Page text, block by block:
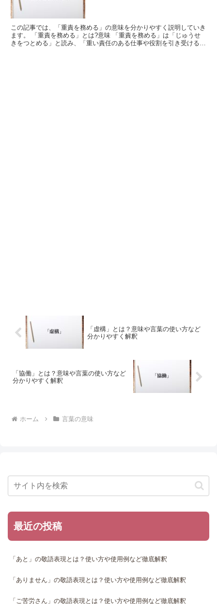
この記事では、「重責を務める」の意味を分かりやすく説明していき
ます。 「重責を務める」とは?意味 「重責を務める」は「じゅうせ
きをつとめる」と読み、「重い責任のある仕事や役割を引き受ける」
「虚構」とは？意味や言葉の使い方など
分かりやすく解釈
「協働」とは？意味や言葉の使い方など
分かりやすく解釈
ホーム 言葉の意味
最近の投稿
「あと」の敬語表現とは？使い方や使用例など徹底解釈
「ありません」の敬語表現とは？使い方や使用例など徹底解釈
「ご苦労さん」の敬語表現とは？使い方や使用例など徹底解釈